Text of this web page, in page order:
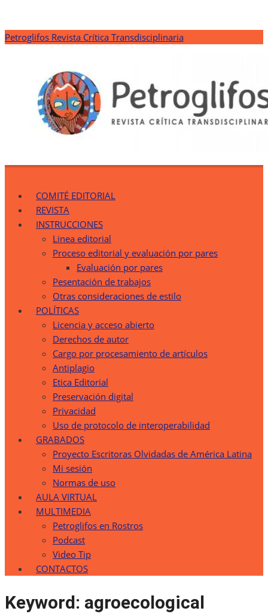
Saltar
Petroglifos Revista Crítica Transdisciplinaria
Petroglifos Revista Crítica Transdisciplinaria
Una Ventana Crítica desde la Transdisciplinariedad
COMITÉ EDITORIAL
REVISTA
INSTRUCCIONES
Linea editorial
Proceso editorial y evaluación por pares
Evaluación por pares
Pesentación de trabajos
Otras consideraciones de estilo
POLÍTICAS
Licencia y acceso abierto
Derechos de autor
Cargo por procesamiento de artículos
Antiplagio
Etica Editorial
Preservación digital
Privacidad
Uso de protocolo de interoperabilidad
GRABADOS
Proyecto Escritoras Olvidadas de América Latina
Mi sesión
Normas de uso
AULA VIRTUAL
MULTIMEDIA
Petroglifos en Rostros
Podcast
Video Tip
CONTACTOS
Keyword: agroecological